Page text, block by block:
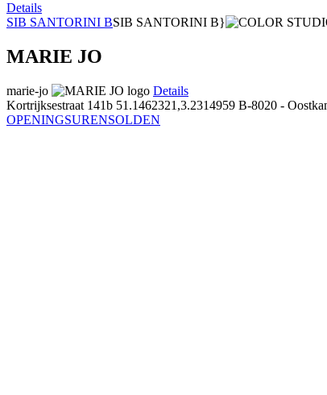
Details
SIB SANTORINI BSIB SANTORINI B}
MARIE JO
marie-jo
Details
Kortrijksestraat 141b 51.1462321,3.2314959 B-8020 -
OPENINGSURENSOLDEN